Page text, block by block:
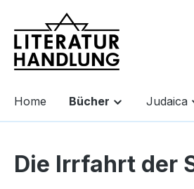
Zur Hauptnavigation
Home Bücher Judaica
Die Irrfahrt der